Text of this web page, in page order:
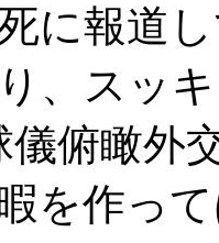
に報道
、スッ
儀俯瞰外
を作っ